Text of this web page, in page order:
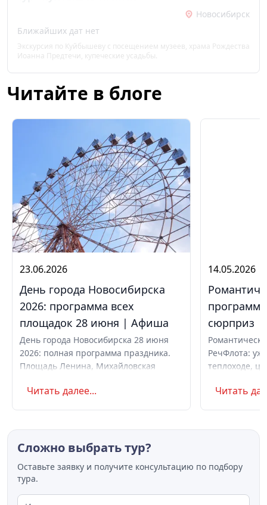
Новосибирск
Ближайших дат нет
Экскурсия по Куйбышеву с посещением музеев, храма Рождества
Иоанна Предтечи, купеческие усадьбы.
Читайте в блоге
23.06.2026
День города Новосибирска
2026: программа всех
площадок 28 июня | Афиша
День города Новосибирска 28 июня
2026: полная программа праздника.
Площадь Ленина, Михайловская
концерт с Айвазовским Оркестром и
Читать далее...
14.05.2026
сюрприз
РечФлота:
теплоходе,
Читать
Сложно выбрать тур?
Оставьте заявку и получите консультацию по подбору
тура.